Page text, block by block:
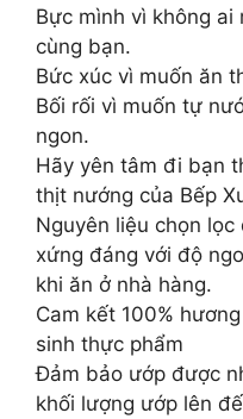
Bực mình vì không
cùng bạn.
Bức xúc vì muốn ăn
Bối rối vì muốn tự
ngon.
Hãy yên tâm đi bạn
thịt nướng của Bếp
Nguyên liệu chọn
xứng đáng với độ
khi ăn ở nhà hàng.
Cam kết 100%
sinh thực phẩm
Đảm bảo ướp được
khối lượng ướp lên